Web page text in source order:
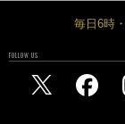
毎日6時
FOLLOW US